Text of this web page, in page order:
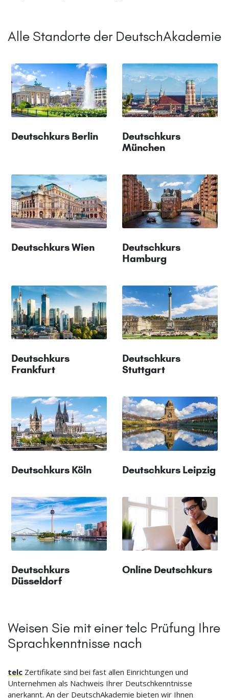
Alle Standorte der DeutschAkademie
Deutschkurs Berlin
Deutschkurs
München
Deutschkurs Wien
Deutschkurs
Hamburg
Deutschkurs
Frankfurt
Deutschkurs
Stuttgart
Deutschkurs Köln Deutschkurs Leipzig
Deutschkurs
Düsseldorf
Online Deutschkurs
Weisen Sie mit einer telc Prüfung Ihre
Sprachkenntnisse nach
telc Zertifikate sind bei fast allen Einrichtungen und
Unternehmen als Nachweis Ihrer Deutschkenntnisse
anerkannt. An der DeutschAkademie bieten wir Ihnen